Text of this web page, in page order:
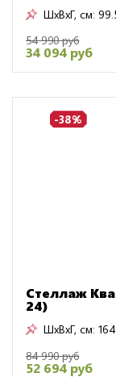
ШxВxГ, см:
54 990 руб
34 094 руб
-38%
Стеллаж
24)
ШxВxГ, см:
84 990 руб
52 694 руб